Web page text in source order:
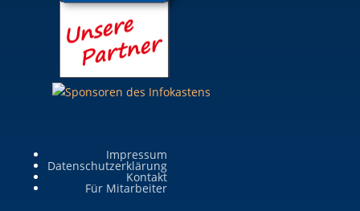
Impressum
Datenschutzerklärung
Kontakt
Für Mitarbeiter